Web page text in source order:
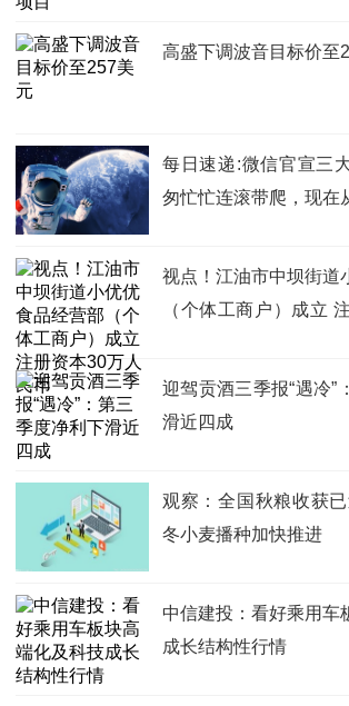
高盛下调波音目标价至
每日速递:微信官宣三
匆忙忙连滚带爬，现在
视点！江油市中坝街道
（个体工商户）成立
迎驾贡酒三季报“遇冷”
滑近四成
观察：全国秋粮收获
冬小麦播种加快推进
中信建投：看好乘用车
成长结构性行情